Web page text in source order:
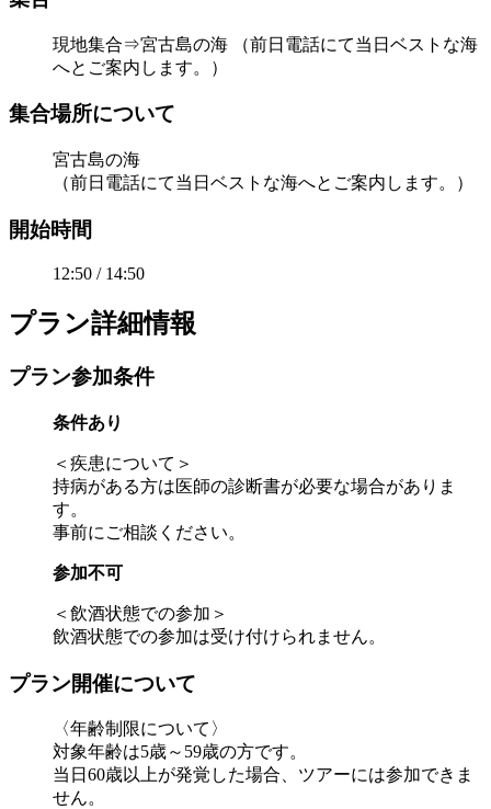
現地集合⇒宮古島の海 （前日電話にて当日ベストな海
へとご案内します。）
集合場所について
宮古島の海
（前日電話にて当日ベストな海へとご案内します。）
開始時間
12:50 / 14:50
プラン詳細情報
プラン参加条件
条件あり
＜疾患について＞
持病がある方は医師の診断書が必要な場合がありま
す。
事前にご相談ください。
参加不可
＜飲酒状態での参加＞
飲酒状態での参加は受け付けられません。
プラン開催について
〈年齢制限について〉
対象年齢は5歳～59歳の方です。
当日60歳以上が発覚した場合、ツアーには参加できま
せん。